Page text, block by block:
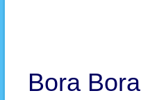
Bora